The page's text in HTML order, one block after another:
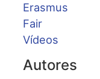
Erasmus
Fair
Vídeos
Autores